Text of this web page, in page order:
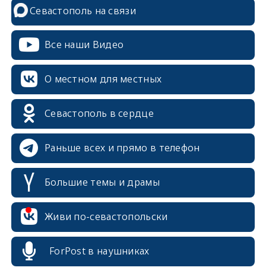
Севастополь на связи
Все наши Видео
О местном для местных
Севастополь в сердце
Раньше всех и прямо в телефон
Большие темы и драмы
Живи по-севастопольски
ForPost в наушниках
erid: 2SDnjcrDNw6